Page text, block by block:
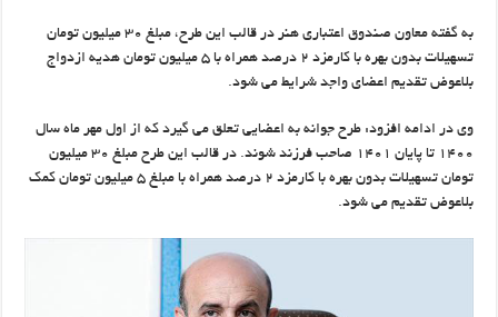
به گفته معاون صندوق اعتباری هنر در قالب این طرح، مبلغ ۳۰ میلیون تومان
تسهیلات بدون بهره با کارمزد ۲ درصد همراه با ۵ میلیون تومان هدیه ازدواج
بلاعوض تقدیم اعضای واجد شرایط می شود.
وی در ادامه افزود: طرح جوانه به اعضایی تعلق می گیرد که از اول مهر ماه سال
۱۴۰۰ تا پایان ۱۴۰۱ صاحب فرزند شوند. در قالب این طرح مبلغ ۳۰ میلیون
تومان تسهیلات بدون بهره با کارمزد ۲ درصد همراه با مبلغ ۵ میلیون تومان کمک
بلاعوض تقدیم می شود.